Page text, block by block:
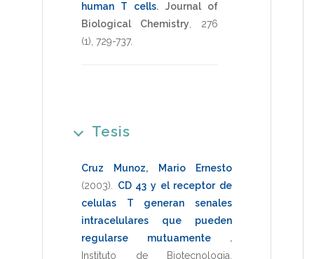
human T cells.
Journal of
Biological Chemistry
276
(1), 729-737.
Tesis
Cruz Munoz, Mario Ernesto
(2003)
CD 43 y el receptor de
celulas T generan senales
intracelulares que pueden
regularse mutuamente .
Instituto de Biotecnologia